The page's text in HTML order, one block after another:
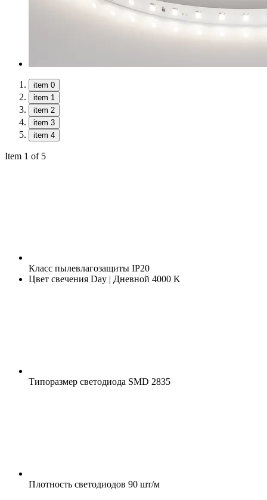
item 0
item 1
item 2
item 3
item 4
Item 1 of 5
Класс пылевлагозащиты IP20
Цвет свечения Day | Дневной 4000 K
Типоразмер светодиода SMD 2835
Плотность светодиодов 90 шт/м